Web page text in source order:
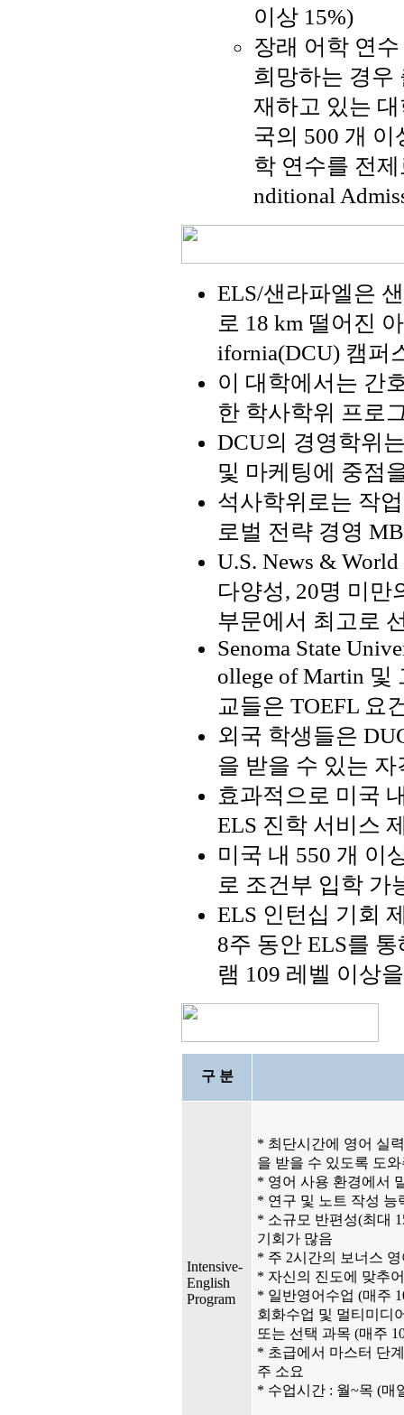
이상 15%)
장래 어학 연
희망하는 경우
재하고 있는
국의 500 개
학 연수를 전
nditional
ELS/샌라파엘은
로 18 km 떨어진
ifornia(DCU) 캠퍼
이 대학에서는 간
한 학사학위 프로
DCU의 경영학위
및 마케팅에 중점
석사학위로는 작
로벌 전략 경영
U.S. News &
다양성, 20명 미만
부문에서 최고로
Senoma State
ollege of Martin
교들은 TOEFL 요
외국 학생들은
을 받을 수 있는
효과적으로 미국
ELS 진학 서비스
미국 내 550 개 이
로 조건부 입학 가
ELS 인턴십 기회
8주 동안 ELS를
램 109 레벨 이상
구 분
Intensive-
English
Program
* 최단시간에 영어 실
을 받을 수 있도록 도
* 영어 사용 환경에서
* 연구 및 노트 작성 능
* 소규모 반편성(최대
기회가 많음
* 주 2시간의 보너스
* 자신의 진도에 맞추
* 일반영어수업 (매주
회화수업 및 멀티미디
또는 선택 과목 (매주
* 초급에서 마스터 단
주 소요
* 수업시간 : 월~목 (매